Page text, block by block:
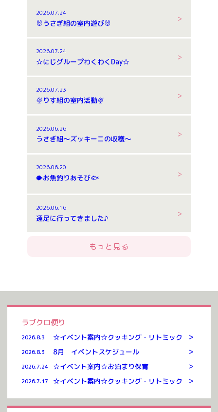
2026.07.24
🐰うさぎ組の室内遊び🐰
2026.07.24
☆にじグループわくわくDay☆
2026.07.23
🍨りす組の室内活動🍨
2026.06.26
うさぎ組～ズッキーニの収穫～
2026.06.20
🐡お魚釣りあそび🐟
2026.06.16
遠足に行ってきました♪
もっと見る
ラブクロ便り
2026.8.3 ☆イベント案内☆クッキング・リトミック >
2026.8.3 8月 イベントスケジュール >
2026.7.24 ☆イベント案内☆お泊まり保育 >
2026.7.17 ☆イベント案内☆クッキング・リトミック >